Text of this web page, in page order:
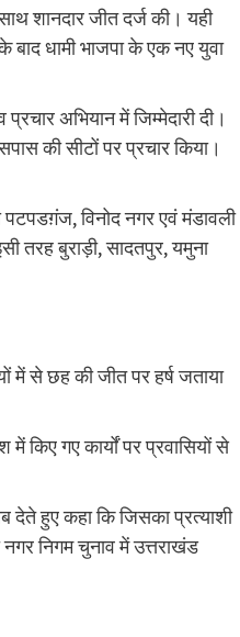
शानदार जीत दर्ज की। यही
बाद धामी भाजपा के एक नए युवा
अभियान में जिम्मेदारी दी।
की सीटों पर प्रचार किया।
विनोद नगर एवं मंडावली
तरह बुराड़ी, सादतपुर, यमुना
में से छह की जीत पर हर्ष जताया
किए गए कार्यों पर प्रवासियों से
देते हुए कहा कि जिसका प्रत्याशी
नगर निगम चुनाव में उत्तराखंड